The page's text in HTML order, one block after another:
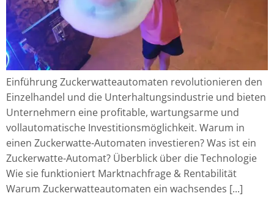
Einführung Zuckerwatteautomaten revolutionieren den
Einzelhandel und die Unterhaltungsindustrie und bieten
Unternehmern eine profitable, wartungsarme und
vollautomatische Investitionsmöglichkeit. Warum in
einen Zuckerwatte-Automaten investieren? Was ist ein
Zuckerwatte-Automat? Überblick über die Technologie
Wie sie funktioniert Marktnachfrage & Rentabilität
Warum Zuckerwatteautomaten ein wachsendes [...]